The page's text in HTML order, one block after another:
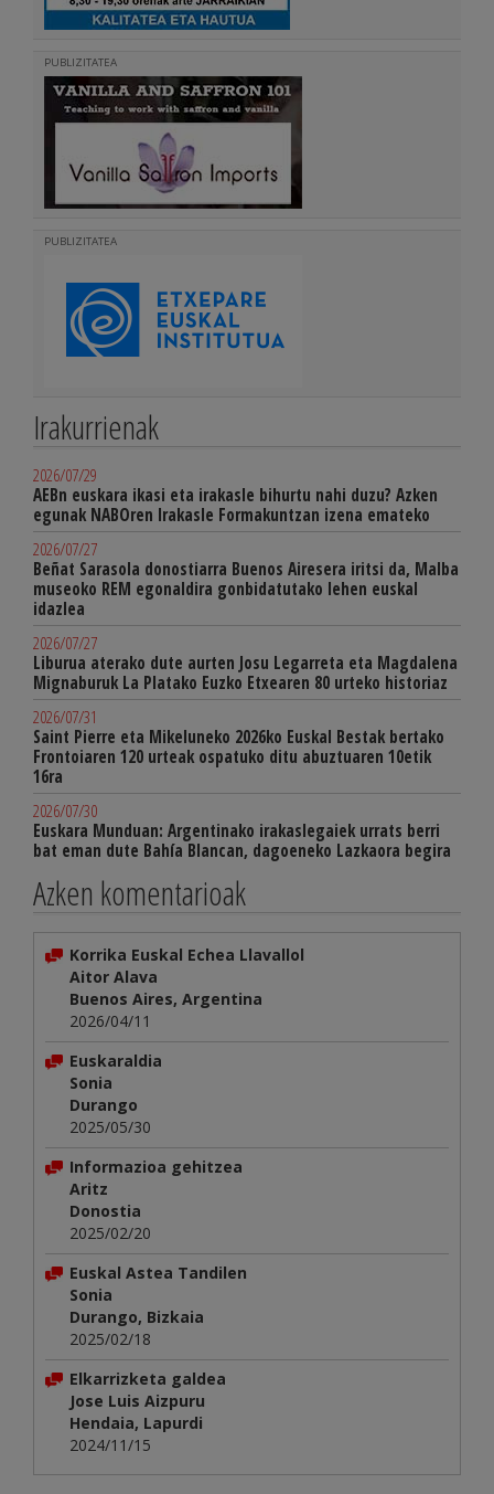
PUBLIZITATEA
PUBLIZITATEA
Irakurrienak
2026/07/29
AEBn euskara ikasi eta irakasle bihurtu nahi duzu? Azken
egunak NABOren Irakasle Formakuntzan izena emateko
2026/07/27
Beñat Sarasola donostiarra Buenos Airesera iritsi da, Malba
museoko REM egonaldira gonbidatutako lehen euskal
idazlea
2026/07/27
Liburua aterako dute aurten Josu Legarreta eta Magdalena
Mignaburuk La Platako Euzko Etxearen 80 urteko historiaz
2026/07/31
Saint Pierre eta Mikeluneko 2026ko Euskal Bestak bertako
Frontoiaren 120 urteak ospatuko ditu abuztuaren 10etik
16ra
2026/07/30
Euskara Munduan: Argentinako irakaslegaiek urrats berri
bat eman dute Bahía Blancan, dagoeneko Lazkaora begira
Azken komentarioak
Korrika Euskal Echea Llavallol
Aitor Alava
Buenos Aires, Argentina
2026/04/11
Euskaraldia
Sonia
Durango
2025/05/30
Informazioa gehitzea
Aritz
Donostia
2025/02/20
Euskal Astea Tandilen
Sonia
Durango, Bizkaia
2025/02/18
Elkarrizketa galdea
Jose Luis Aizpuru
Hendaia, Lapurdi
2024/11/15